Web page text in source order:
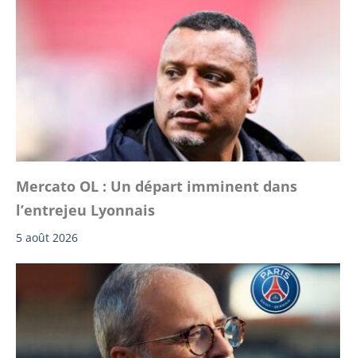
Mercato OL : Un départ imminent dans
l’entrejeu Lyonnais
5 août 2026